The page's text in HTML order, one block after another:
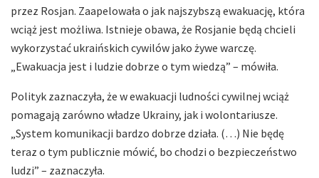
przez Rosjan. Zaapelowała o jak najszybszą ewakuację, która
wciąż jest możliwa. Istnieje obawa, że Rosjanie będą chcieli
wykorzystać ukraińskich cywilów jako żywe warczę.
„Ewakuacja jest i ludzie dobrze o tym wiedzą” – mówiła.
Polityk zaznaczyła, że w ewakuacji ludności cywilnej wciąż
pomagają zarówno władze Ukrainy, jak i wolontariusze.
„System komunikacji bardzo dobrze działa. (…) Nie będę
teraz o tym publicznie mówić, bo chodzi o bezpieczeństwo
ludzi” – zaznaczyła.